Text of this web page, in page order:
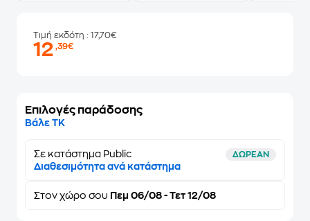
Τιμή εκδότη : 17,70€
12,39€
Επιλογές παράδοσης
Βάλε ΤΚ
Σε κατάστημα Public ΔΩΡΕΑΝ
Διαθεσιμότητα ανά κατάστημα
Στον χώρο σου Πεμ 06/08 - Τετ 12/08